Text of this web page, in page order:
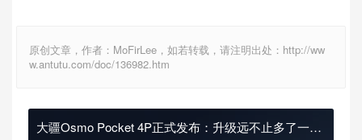
原创文章，作者：MoFirLee，如若转载，请注明出处：http://ww
w.antutu.com/doc/136982.htm
大疆Osmo Pocket 4P正式发布：升级远不止多了一枚